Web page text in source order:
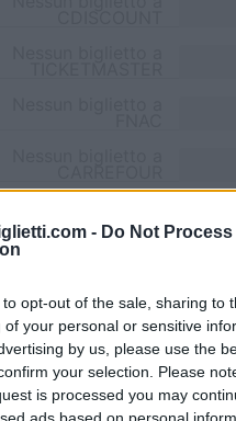
- Do Not
to opt-out of the sale, sharing to
of your personal or sensitive
by us, please use the
your selection. Please
is processed you may
Genoa
Calcio
Como
1-1